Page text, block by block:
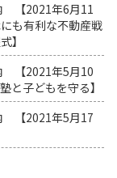
【2021年6月11
も有利な不動産戦
】
【2021年5月10
子どもを守る】
【2021年5月17